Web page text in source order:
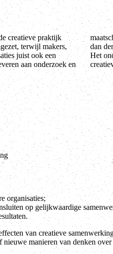
creatieve praktijk
terwijl makers,
juist ook een
aan onderzoek en
onderzoek werden meer
respondenten bevraagd.
tussen de culturele en
organisaties;
op gelijkwaardige
van creatieve
manieren van denken